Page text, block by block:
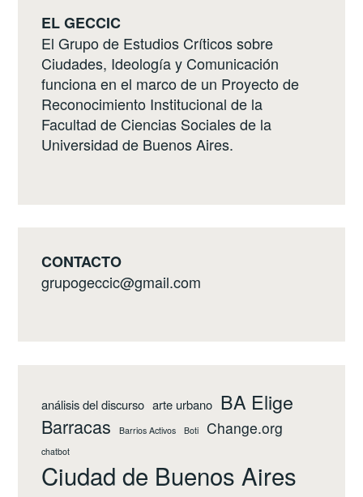
CIUDAD
DE
BUENOS
AIRES
EL GECCIC
El Grupo de Estudios Críticos sobre
Ciudades, Ideología y Comunicación
funciona en el marco de un Proyecto de
Reconocimiento Institucional de la
Facultad de Ciencias Sociales de la
Universidad de Buenos Aires.
CONTACTO
grupogeccic@gmail.com
análisis del discurso arte urbano BA Elige
Barracas Barrios Activos Boti Change.org
chatbot
Ciudad de Buenos Aires